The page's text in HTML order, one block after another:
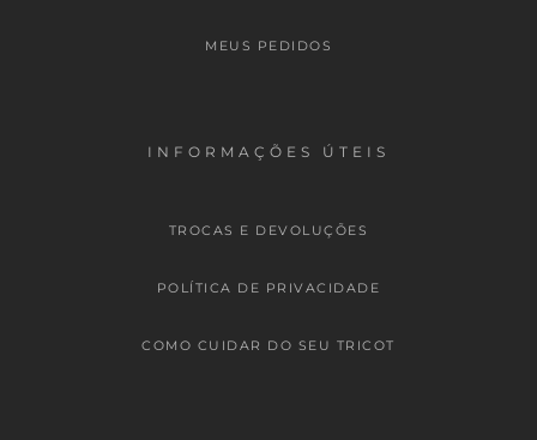
MEUS PEDIDOS
INFORMAÇÕES ÚTEIS
TROCAS E DEVOLUÇÕES
POLÍTICA DE PRIVACIDADE
COMO CUIDAR DO SEU TRICOT